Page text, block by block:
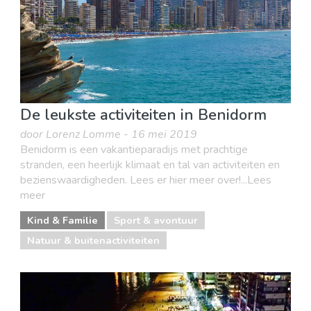
De leukste activiteiten in Benidorm
door Lorenz Lomme - 16 mei 2019
Benidorm is een vakantieparadijs met prachtige
stranden, een heerlijk klimaat en tal van activiteiten en
bezienswaardigheden. Lees er hier meer over!...Lees
meer
Kind & Familie
Sport & avontuur
Natuur & buitenactiviteiten